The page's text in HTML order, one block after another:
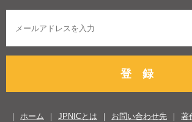
登 録
ホーム JPNICとは お問い合わせ先
著